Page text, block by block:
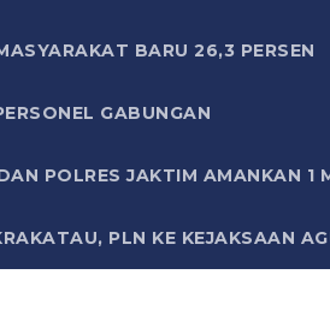
BARU 26,3 PERSEN
GABUNGAN
POLRES JAKTIM AMANKAN 1
PLN KE KEJAKSAAN